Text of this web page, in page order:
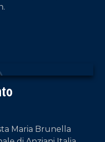
Maria Brunella